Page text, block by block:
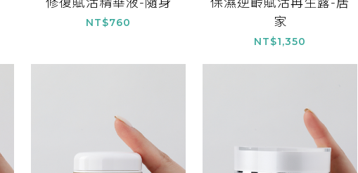
NT$760
家
NT$1,350